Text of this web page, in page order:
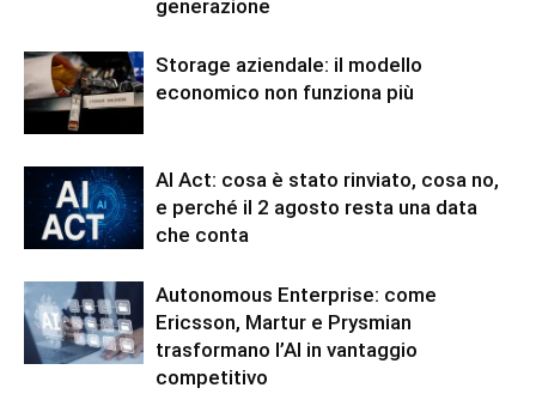
generazione
Storage aziendale: il modello
economico non funziona più
AI Act: cosa è stato rinviato, cosa no,
e perché il 2 agosto resta una data
che conta
Autonomous Enterprise: come
Ericsson, Martur e Prysmian
trasformano l’AI in vantaggio
competitivo